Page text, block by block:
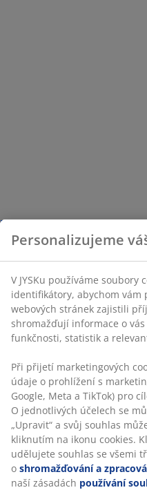
Personalizujeme
V JYSKu používáme soubory
identifikátory, abychom vám
webových stránek zajistili
shromažďují informace o
funkčnosti, statistik a
Při přijetí marketingových
údaje o prohlížení s
Google, Meta a TikTok) pro
O jednotlivých účelech se
„Upravit“ a svůj souhlas
kliknutím na ikonu cookies.
udělujete souhlas se všemi
o shromažďování a
naší zásadách používání